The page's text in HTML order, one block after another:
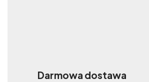
Darmowa dostawa